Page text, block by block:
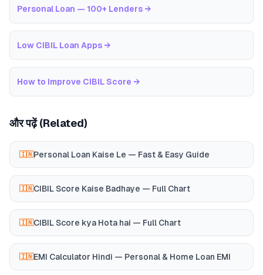
Personal Loan — 100+ Lenders →
Low CIBIL Loan Apps →
How to Improve CIBIL Score →
और पढ़ें (Related)
🇮🇳Personal Loan Kaise Le — Fast & Easy Guide
🇮🇳CIBIL Score Kaise Badhaye — Full Chart
🇮🇳CIBIL Score kya Hota hai — Full Chart
🇮🇳EMI Calculator Hindi — Personal & Home Loan EMI